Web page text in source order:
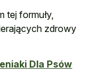
tej formuły,
zdrowy
Dla Psów